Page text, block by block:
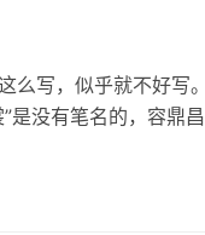
么写，似乎就不好写
是没有笔名的，容鼎
这个题目，是偶然翻
前《本书说明》中提